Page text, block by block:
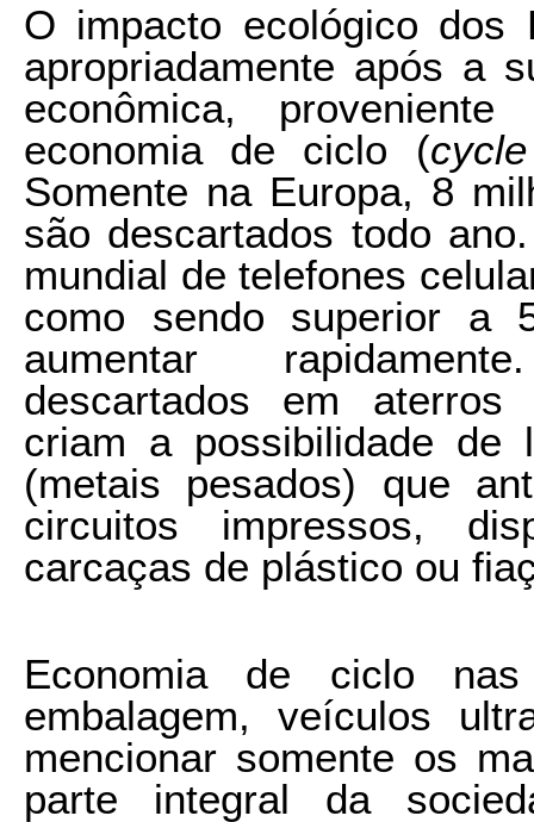
O impacto ecológico dos
apropriadamente após a
econômica,
economia de ciclo (
Somente na Europa, 8
são descartados todo
mundial de telefones
como sendo superior a
aumentar
descartados em aterros
criam a possibilidade de
(metais pesados) que
circuitos impressos,
carcaças de plástico ou
Economia de ciclo
embalagem, veículos
mencionar somente os
parte integral da